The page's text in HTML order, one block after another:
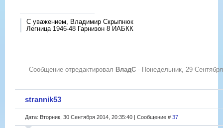
С уважением, Владимир Скрыпнюк
Легница 1946-48 Гарнизон 8 ИАБКК
Сообщение отредактировал ВладС - Понедельник, 29
strannik53
Дата: Вторник, 30 Сентября 2014, 20:35:40 | Сообщение # 37